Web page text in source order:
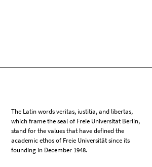
The Latin words veritas, iustitia, and libertas,
which frame the seal of Freie Universität Berlin,
stand for the values that have defined the
academic ethos of Freie Universität since its
founding in December 1948.